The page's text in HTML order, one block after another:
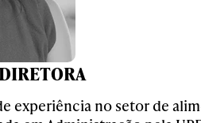
experiência no setor de